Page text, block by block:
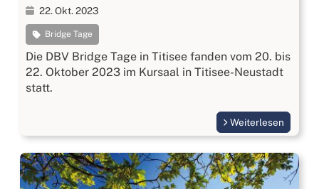
22. Okt. 2023
Bridge Tage
Die DBV Bridge Tage in Titisee fanden vom 20. bis
22. Oktober 2023 im Kursaal in Titisee-Neustadt
statt.
Weiterlesen